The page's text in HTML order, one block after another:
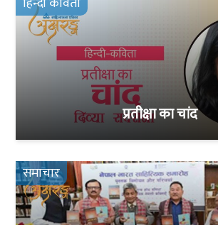
प्रतीक्षा का चांद
समाचार